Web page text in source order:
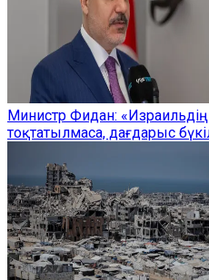
Министр Фидан:
тоқтатылмаса, дағдарыс